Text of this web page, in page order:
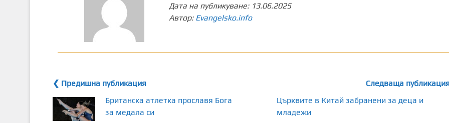
Дата на публикуване: 13.06.2025
Автор: Evangelsko.info
❮ Предишна публикация
Британска атлетка прославя Бога
за медала си
Следваща
Църквите в Китай забранени за деца и
младежи